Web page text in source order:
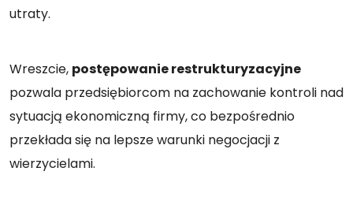
utraty.
Wreszcie, postępowanie restrukturyzacyjne
pozwala przedsiębiorcom na zachowanie kontroli nad
sytuacją ekonomiczną firmy, co bezpośrednio
przekłada się na lepsze warunki negocjacji z
wierzycielami.